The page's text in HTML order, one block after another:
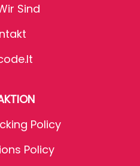
Sind
Policy
Policy